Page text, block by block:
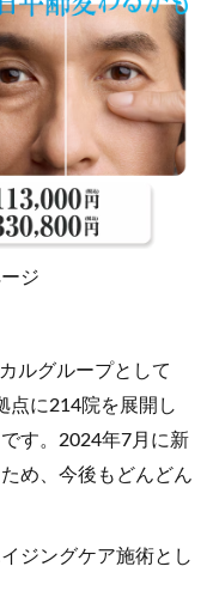
ジ
ルグループとして
点に214院を展開し
す。2024年7月に新
め、今後もどんどん
ジングケア施術とし